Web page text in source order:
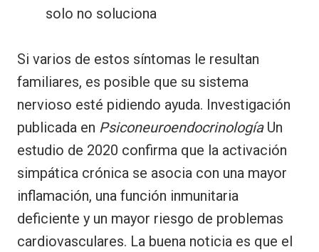
solo no soluciona
Si varios de estos síntomas le resultan
familiares, es posible que su sistema
nervioso esté pidiendo ayuda. Investigación
publicada en PsiconeuroendocrinologíaUn
estudio de 2020 confirma que la activación
simpática crónica se asocia con una mayor
inflamación, una función inmunitaria
deficiente y un mayor riesgo de problemas
cardiovasculares. La buena noticia es que el